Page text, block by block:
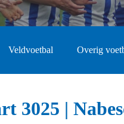
Veldvoetbal Overig
3025 |